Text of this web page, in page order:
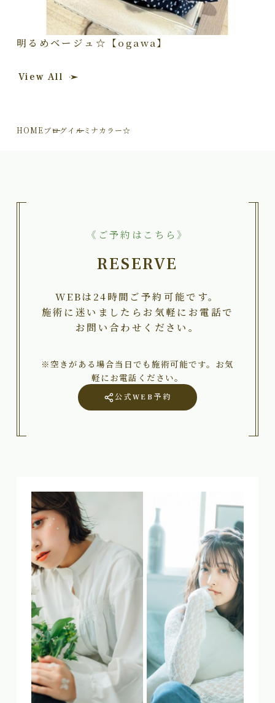
明るめベージュ☆【ogawa】
View All
HOMEブログイルミナカラー☆
《ご予約はこちら》
RESERVE
WEBは24時間ご予約可能です。
施術に迷いましたらお気軽にお電話で
お問い合わせください。
※空きがある場合当日でも施術可能です。お気
軽にお電話ください。
公式WEB予約